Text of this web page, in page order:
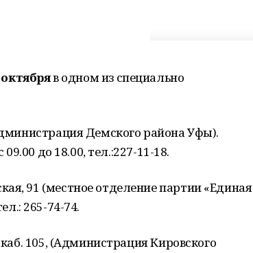
в одном из специально
Демского района Уфы).
до 18.00, тел.:227-11-18.
91 (местное отделение партии «Единая
265-74-74.
105, (Администрация Кировского